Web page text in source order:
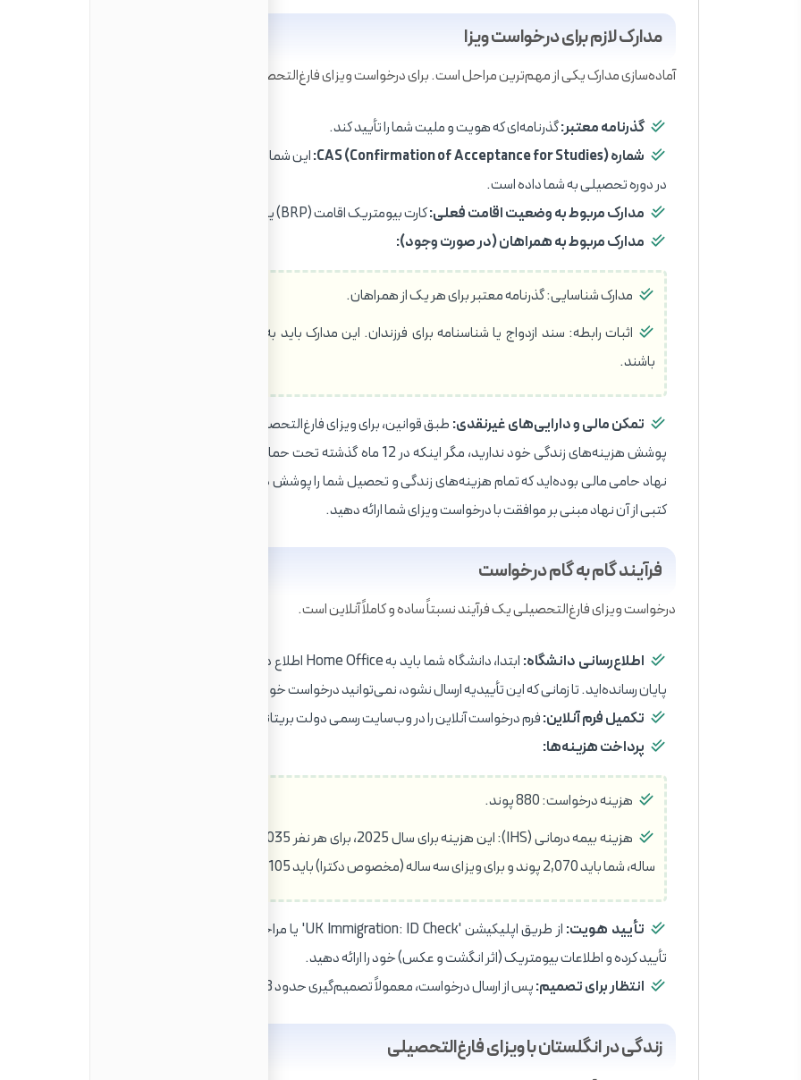
مدارک لازم برای درخواست ویزا
آماده‌سازی مدارک یکی از مهم‌ترین مراحل است. برای درخواست ویزای فارغ‌التحصیلی، مدارک زیر معمولاً مورد نیاز است:
گذرنامه معتبر:گذرنامه‌ای که هویت و ملیت شما را تأیید کند.
شماره CAS (Confirmation of Acceptance for Studies):
این شماره مرجع را دانشگاه شما هنگام پذیرش
در دوره تحصیلی به شما داده است.
مدارک مربوط به وضعیت اقامت فعلی:کارت بیومتریک اقامت (BRP) یا وضعیت الکترونیکی (eVisa) شما.
مدارک مربوط به همراهان (در صورت وجود):
مدارک شناسایی: گذرنامه معتبر برای هر یک از همراهان.
اثبات رابطه: سند ازدواج یا شناسنامه برای فرزندان. این مدارک باید به صورت رسمی ترجمه و تأیید شده
باشند.
تمکن مالی و دارایی‌های غیرنقدی: طبق قوانین، برای ویزای فارغ‌التحصیلی، شما نیاز به اثبات تمکن مالی برای
پوشش هزینه‌های زندگی خود ندارید، مگر اینکه در 12 ماه گذشته تحت حمایت یک بورس تحصیلی دولتی یا یک
نهاد حامی مالی بوده‌اید که تمام هزینه‌های زندگی و تحصیل شما را پوشش داده است. در این صورت، باید تأییدیه
کتبی از آن نهاد مبنی بر موافقت با درخواست ویزای شما ارائه دهید.
فرآیند گام به گام درخواست
درخواست ویزای فارغ‌التحصیلی یک فرآیند نسبتاً ساده و کاملاً آنلاین است.
اطلاع‌رسانی دانشگاه:
ابتدا، دانشگاه شما باید به Home Office اطلاع دهد که شما دوره خود را با موفقیت به
پایان رسانده‌اید. تا زمانی که این تأییدیه ارسال نشود، نمی‌توانید درخواست خود را ثبت کنید.
تکمیل فرم آنلاین:فرم درخواست آنلاین را در وب‌سایت رسمی دولت بریتانیا (gov.uk) تکمیل کنید.
پرداخت هزینه‌ها:
هزینه درخواست: 880 پوند.
ساله، شما باید 2,070 پوند و برای ویزای سه ساله (مخصوص دکترا) باید 3,105 پوند پرداخت کنید.
تأیید هویت:
تأیید کرده و اطلاعات بیومتریک (اثر انگشت و عکس) خود را ارائه دهید.
انتظار برای تصمیم:پس از ارسال درخواست، معمولاً تصمیم‌گیری حدود 8 هفته طول می‌کشد.
زندگی در انگلستان با ویزای فارغ‌التحصیلی